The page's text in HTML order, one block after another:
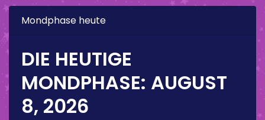
Mondphase heute
DIE HEUTIGE
MONDPHASE: AUGUST
8, 2026